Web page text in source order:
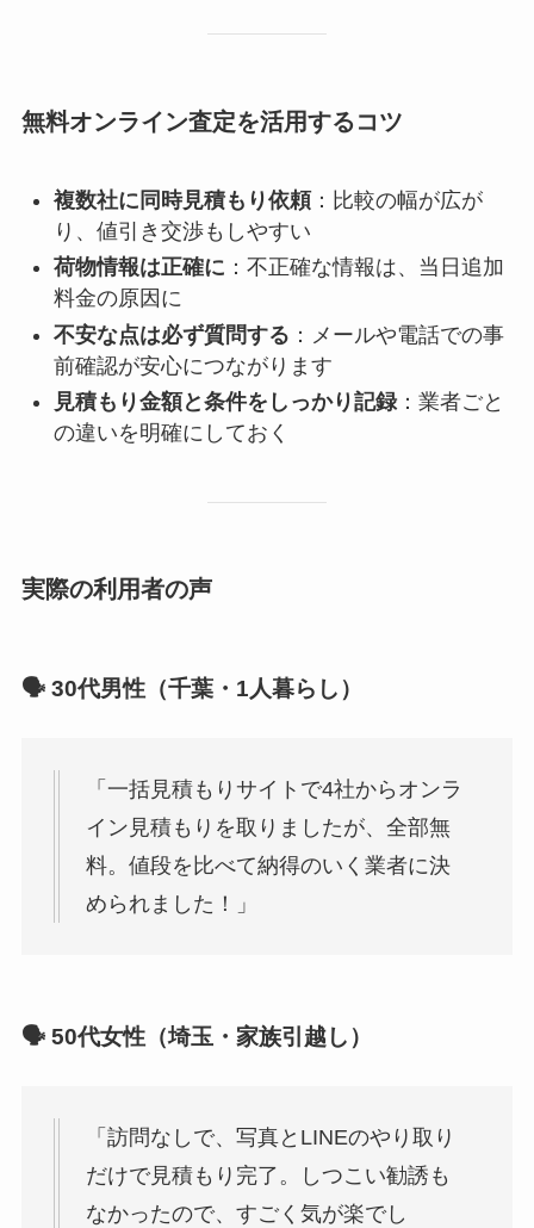
無料オンライン査定を活用するコツ
複数社に同時見積もり依頼：比較の幅が広が
り、値引き交渉もしやすい
荷物情報は正確に ：不正確な情報は、当日追加
料金の原因に
不安な点は必ず質問する ：メールや電話での事
前確認が安心につながります
見積もり金額と条件をしっかり記録：業者ごと
の違いを明確にしておく
実際の利用者の声
🗣 30代男性（千葉・1人暮らし）
「一括見積もりサイトで4社からオンラ
イン見積もりを取りましたが、全部無
料。値段を比べて納得のいく業者に決
められました！」
🗣 50代女性（埼玉・家族引越し）
「訪問なしで、写真とLINEのやり取り
だけで見積もり完了。しつこい勧誘も
なかったので、すごく気が楽でし